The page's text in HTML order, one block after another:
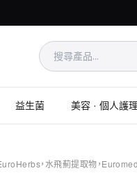
益生菌 美容 · 個人護理
，水飛薊提取物，